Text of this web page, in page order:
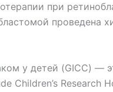
при
проведена
у детей (GICC) —
Children’s Research